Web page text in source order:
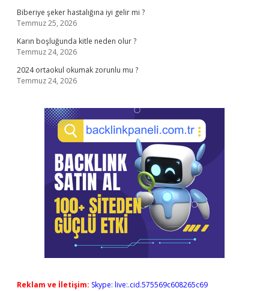
Biberiye şeker hastalığına iyi gelir mi ?
Temmuz 25, 2026
Karın boşluğunda kitle neden olur ?
Temmuz 24, 2026
2024 ortaokul okumak zorunlu mu ?
Temmuz 24, 2026
Reklam ve İletişim: Skype: live:.cid.575569c608265c69